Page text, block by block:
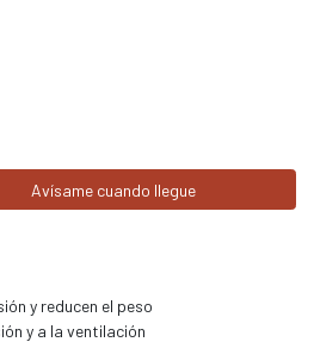
Avísame cuando llegue
y reducen el peso
y a la ventilación